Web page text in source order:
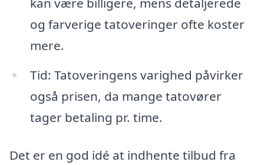
og farverige tatoveringer ofte koster
mere.
Tid: Tatoveringens varighed påvirker
også prisen, da mange tatovører
tager betaling pr. time.
Det er en god idé at indhente tilbud fra